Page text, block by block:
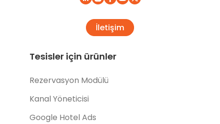
İletişim
Tesisler için ürünler
Rezervasyon Modülü
Kanal Yöneticisi
Google Hotel Ads